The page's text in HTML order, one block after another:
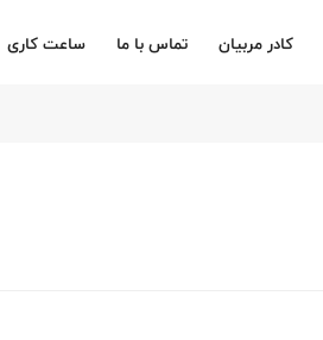
کادر مربیان تماس با ما ساعت کاری